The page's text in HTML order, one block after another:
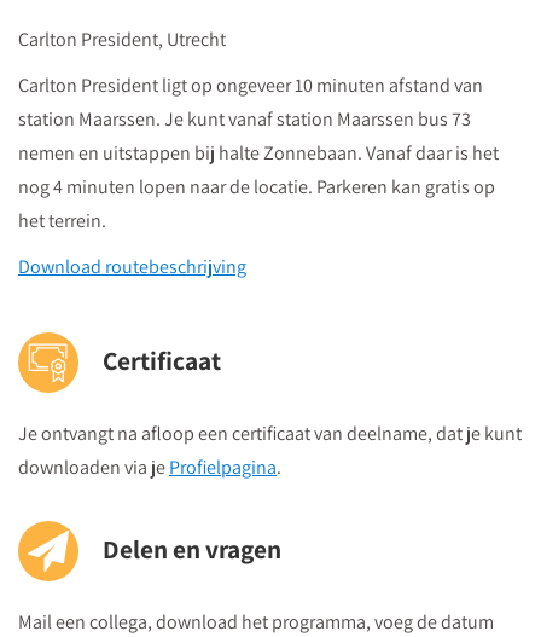
Carlton President, Utrecht
Carlton President ligt op ongeveer 10 minuten afstand van
station Maarssen. Je kunt vanaf station Maarssen bus 73
nemen en uitstappen bij halte Zonnebaan. Vanaf daar is het
nog 4 minuten lopen naar de locatie. Parkeren kan gratis op
het terrein.
Download routebeschrijving
Certificaat
Je ontvangt na afloop een certificaat van deelname, dat je kunt
downloaden via jeProfielpagina.
Delen en vragen
Mail een collega, download het programma, voeg de datum